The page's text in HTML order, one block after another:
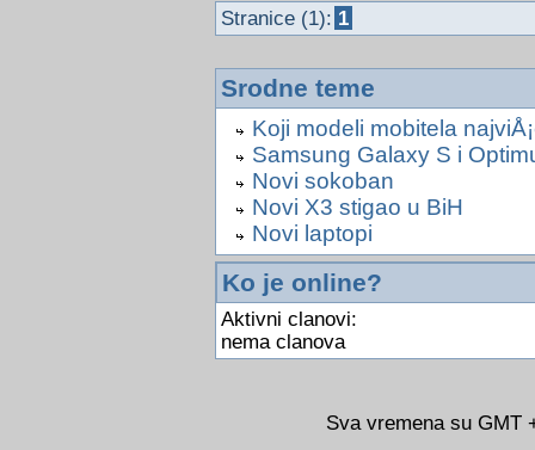
Stranice (1): 1
Srodne teme
Koji modeli mobitela
Samsung Galaxy S i
Novi sokoban
Novi X3 stigao u BiH
Novi laptopi
Ko je online?
Aktivni clanovi:
nema clanova
Sva vremena su GMT